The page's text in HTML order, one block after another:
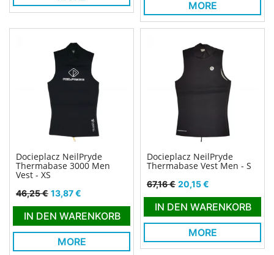
MORE
Docieplacz NeilPryde
Thermabase 3000 Men
Vest - XS
Verkaufspreis
46,25 € Preis
13,87 €
IN DEN WARENKORB
MORE
Docieplacz NeilPryde
Thermabase Vest Men - S
Verkaufspreis
67,16 € Preis
20,15 €
IN DEN WARENKORB
MORE